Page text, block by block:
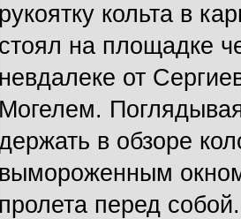
рукоятку кольта в
стоял на площадке
невдалеке от
Могелем.
в обзоре
вымороженным
пролета перед собой.